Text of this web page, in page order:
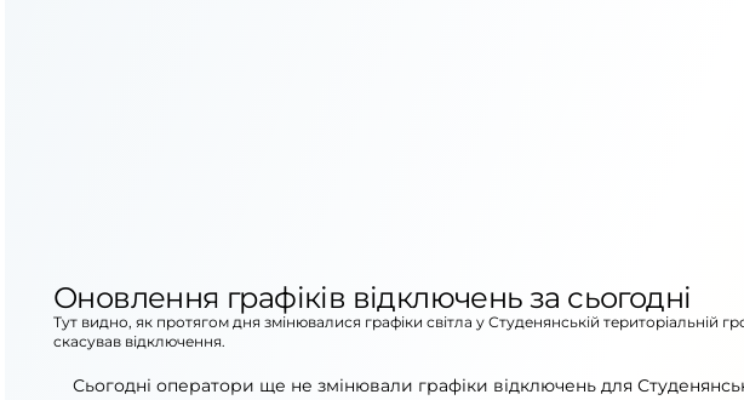
Оновлення графіків відключень за сьогодні
Тут видно, як протягом дня змінювалися графіки світла у Студенянській територіальній
скасував відключення.
Сьогодні оператори ще не змінювали графіки відключень для